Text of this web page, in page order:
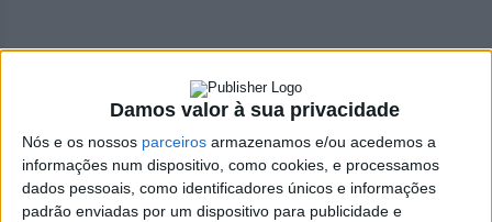
Damos valor à sua privacidade
Nós e os nossos parceiros armazenamos e/ou acedemos a
informações num dispositivo, como cookies, e processamos
dados pessoais, como identificadores únicos e informações
padrão enviadas por um dispositivo para publicidade e
No âmbito do projeto ‘SAP 4.0’ foram visitadas diversas